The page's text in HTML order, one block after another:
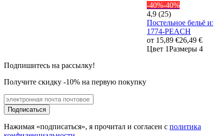
-40%-40%
4,9 (25)
Постельное бельё
1774-PEACH
от 15,89 €26,49 €
Цвет 1Размеры 4
Подпишитесь на рассылку!
Получите скидку -10% на первую покупку
Подписаться
Нажимая «подписаться», я прочитал и согласен с политика